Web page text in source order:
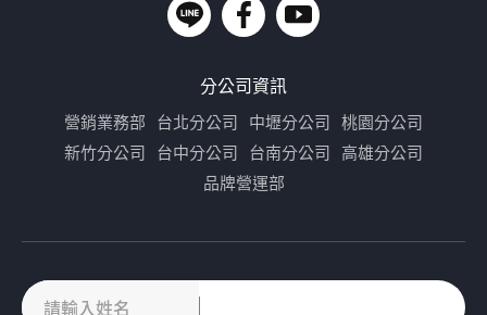
分公司資訊
營銷業務部 台北分公司 中壢分公司 桃園分公司
新竹分公司 台中分公司 台南分公司 高雄分公司
品牌營運部